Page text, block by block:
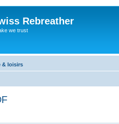
Rebreather
we trust
& loisirs